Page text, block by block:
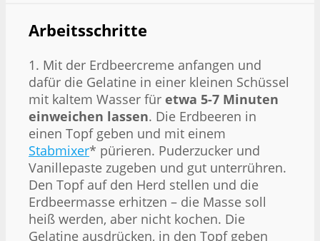
Arbeitsschritte
1. Mit der Erdbeercreme anfangen und
dafür die Gelatine in einer kleinen Schüssel
mit kaltem Wasser für etwa 5-7 Minuten
einweichen lassen. Die Erdbeeren in
einen Topf geben und mit einem
Stabmixer* pürieren. Puderzucker und
Vanillepaste zugeben und gut unterrühren.
Den Topf auf den Herd stellen und die
Erdbeermasse erhitzen – die Masse soll
heiß werden, aber nicht kochen. Die
Gelatine ausdrücken, in den Topf geben